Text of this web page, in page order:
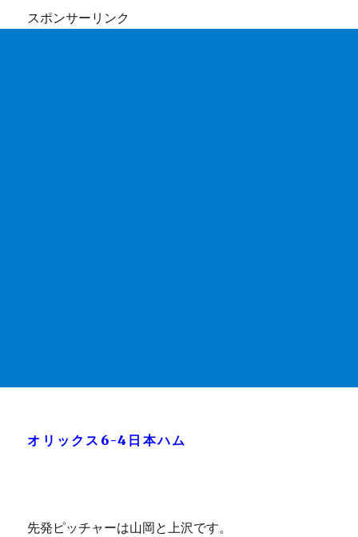
スポンサーリンク
オリックス6-4日本ハム
先発ピッチャーは山岡と上沢です。